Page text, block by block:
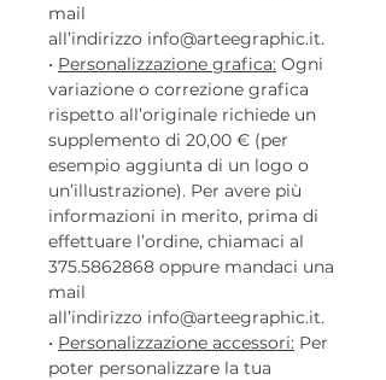
mail
all’indirizzo info@arteegraphic.it.
• Personalizzazione grafica: Ogni
variazione o correzione grafica
rispetto all’originale richiede un
supplemento di 20,00 € (per
esempio aggiunta di un logo o
un’illustrazione). Per avere più
informazioni in merito, prima di
effettuare l’ordine, chiamaci al
375.5862868 oppure mandaci una
mail
all’indirizzo info@arteegraphic.it.
• Personalizzazione accessori: Per
poter personalizzare la tua